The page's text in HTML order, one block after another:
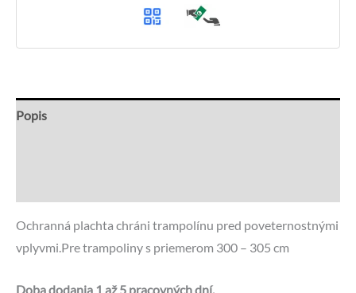
Popis
Ochranná plachta chráni trampolínu pred poveternostnými
vplyvmi.Pre trampoliny s priemerom 300 – 305 cm
Doba dodania 1 až 5 pracovných dní.